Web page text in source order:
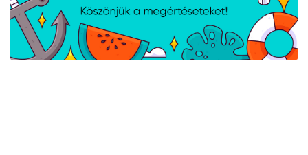
Termék színe
Antracit
Anyag
Alumínium;Műanyag